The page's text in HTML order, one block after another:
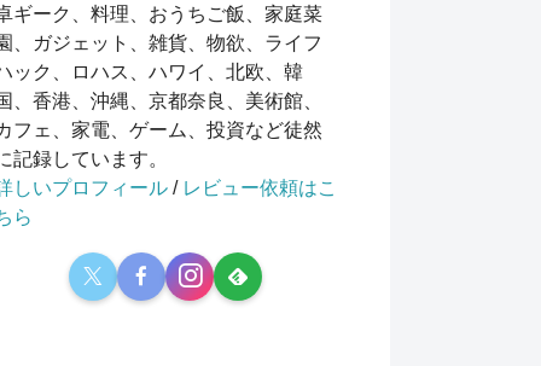
ギーク、料理、おうちご飯、家庭菜
、ガジェット、雑貨、物欲、ライフ
ック、ロハス、ハワイ、北欧、韓
、香港、沖縄、京都奈良、美術館、
フェ、家電、ゲーム、投資など徒然
記録しています。
しいプロフィール / レビュー依頼はこ
ら